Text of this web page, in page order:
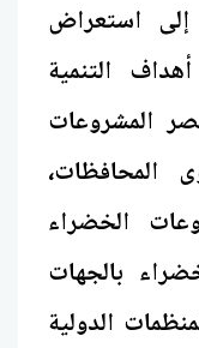
إلى استعراض
التنمية
المشروعات
المحافظات،
الخضراء
بالجهات
الدولية